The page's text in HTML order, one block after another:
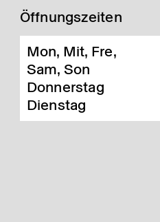
Öffnungszeiten
Mon, Mit, Fre,
Sam, Son
Donnerstag
Dienstag